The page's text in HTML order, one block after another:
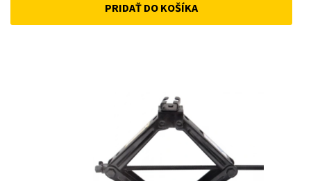
was: is:
PRIDAŤ DO KOŠÍKA